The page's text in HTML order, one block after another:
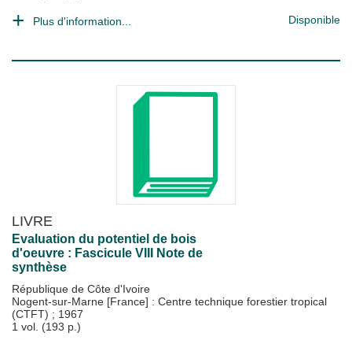
Plus d'information... Disponible
LIVRE
Evaluation du potentiel de bois
d'oeuvre : Fascicule VIII Note de
synthèse
République de Côte d'Ivoire
Nogent-sur-Marne [France] : Centre technique forestier tropical
(CTFT) ; 1967
1 vol. (193 p.)